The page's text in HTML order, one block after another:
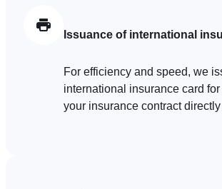
Issuance of international
For efficiency and speed, we
international insurance card for
your insurance contract